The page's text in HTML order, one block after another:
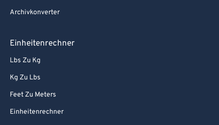
Archivkonverter
Einheitenrechner
Lbs Zu Kg
Kg Zu Lbs
Feet Zu Meters
Einheitenrechner